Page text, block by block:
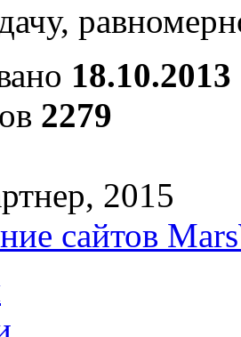
18.10.2013
2279
2015
сайтов